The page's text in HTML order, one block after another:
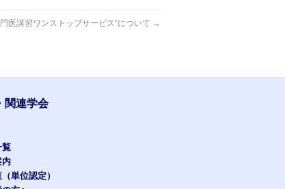
医講習ワンストップサービス”について →
関連学会
覧
内
単位認定）